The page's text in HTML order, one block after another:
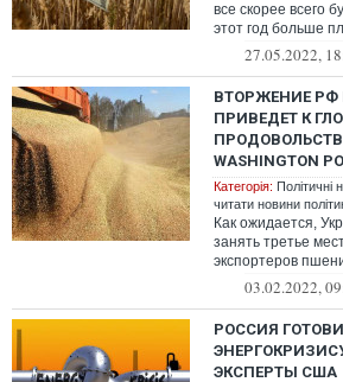
все скорее всего
этот год больше
пшеницей
27.05.2022,
ВТОРЖЕНИЕ РФ
ПРИВЕДЕТ К
WASHINGTON
Категорія: Політичні
читати новини
Как ожидается,
занять третье
экспортеров
экспортеров
03.02.2022,
РОССИЯ
ЭКСПЕРТЫ США